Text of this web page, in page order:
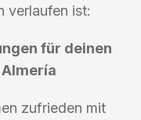
verlaufen ist:
für deinen
zufrieden mit